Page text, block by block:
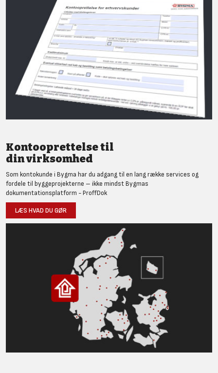
Kontooprettelse til
din virksomhed
Som kontokunde i Bygma har du adgang til en lang række services og
fordele til byggeprojekterne – ikke mindst Bygmas
dokumentationsplatform - ProffDok
LÆS HVAD DU GØR